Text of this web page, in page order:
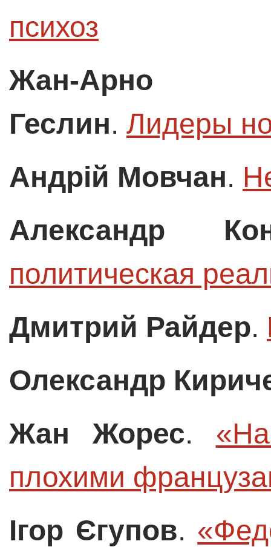
психоз
Жан-Арно
Геслин. Лидеры
Андрій Мовчан.
Александр
политическая
Дмитрий Райдер.
Олександр
Жан Жорес.
плохими
Ігор Єгупов.